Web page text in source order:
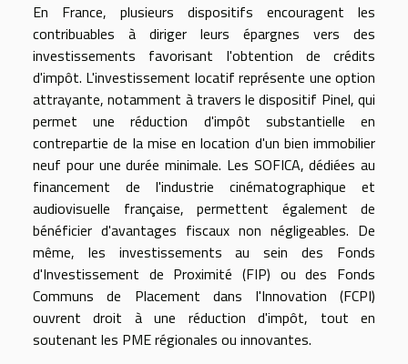
En France, plusieurs dispositifs encouragent les
contribuables à diriger leurs épargnes vers des
investissements favorisant l'obtention de crédits
d'impôt. L'investissement locatif représente une option
attrayante, notamment à travers le dispositif Pinel, qui
permet une réduction d'impôt substantielle en
contrepartie de la mise en location d'un bien immobilier
neuf pour une durée minimale. Les SOFICA, dédiées au
financement de l'industrie cinématographique et
audiovisuelle française, permettent également de
bénéficier d'avantages fiscaux non négligeables. De
même, les investissements au sein des Fonds
d'Investissement de Proximité (FIP) ou des Fonds
Communs de Placement dans l'Innovation (FCPI)
ouvrent droit à une réduction d'impôt, tout en
soutenant les PME régionales ou innovantes.